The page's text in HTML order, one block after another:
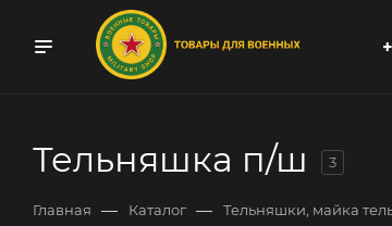
Тельняшка п/ш 3
Главная — Каталог — Тельняшки, майка